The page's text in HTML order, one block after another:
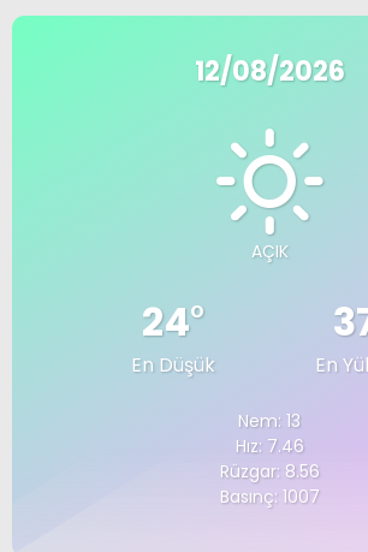
12/08/2026
AÇIK
24°
En Düşük En
Nem: 13
Hız: 7.46
Rüzgar: 8.56
Basınç: 1007